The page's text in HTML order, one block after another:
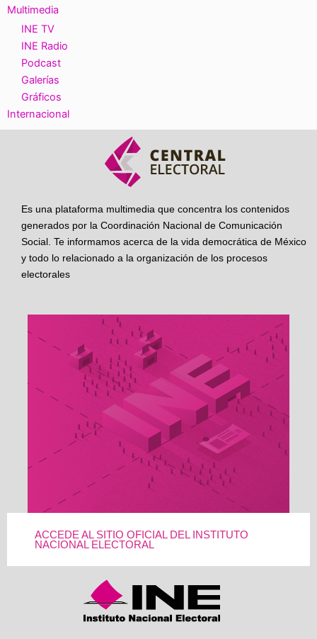
Multimedia
INE TV
INE Radio
Podcast
Galerías
Gráficos
Internacional
Es una plataforma multimedia que concentra los contenidos
generados por la Coordinación Nacional de Comunicación
Social. Te informamos acerca de la vida democrática de México
y todo lo relacionado a la organización de los procesos
electorales
ACCEDE AL SITIO OFICIAL DEL INSTITUTO
NACIONAL ELECTORAL